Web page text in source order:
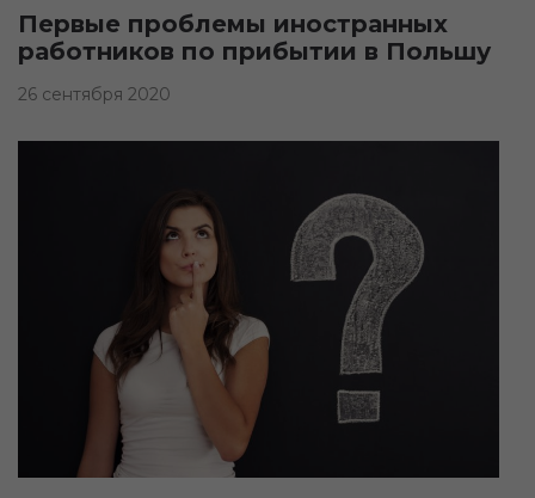
Первые проблемы иностранных
работников по прибытии в Польшу
26 сентября 2020